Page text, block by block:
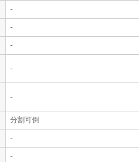
-
-
-
-
-
分割可倒
-
-